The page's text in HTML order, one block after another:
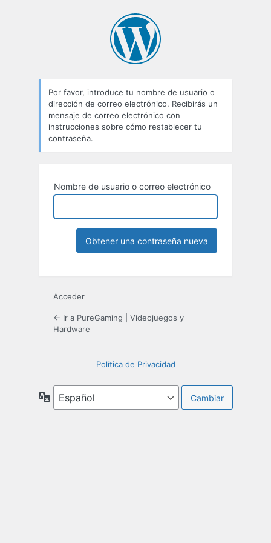
Por favor, introduce tu nombre de usuario o
dirección de correo electrónico. Recibirás un
mensaje de correo electrónico con
instrucciones sobre cómo restablecer tu
contraseña.
Nombre de usuario o correo electrónico
Acceder
← Ir a PureGaming | Videojuegos y
Hardware
Política de Privacidad
Idioma